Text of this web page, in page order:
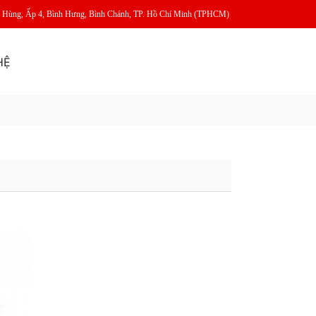
Hùng, Ấp 4, Bình Hưng, Bình Chánh, TP. Hồ Chí Minh (TPHCM)